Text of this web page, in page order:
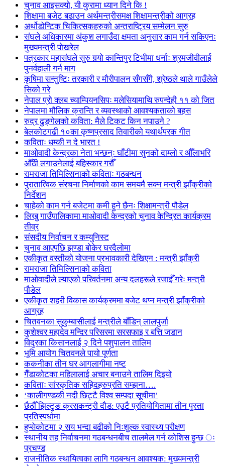
चुनाव आइसक्यो, यी कुरामा ध्यान दिने कि !
शिक्षामा बजेट बढाउन अर्थमन्त्रीसमक्ष शिक्षामन्त्रीको आग्रह
अर्थोडोन्टिक चिकित्सकहरुको अन्तराष्ट्रिय सम्मेलन सुरु
संघले अधिकारमा अंकुश लगाउँदा क्षमता अनुसार काम गर्न सकिएनः
मुख्यमन्त्री पोखरेल
पत्रकार महासंघले सुरु गर्‍यो कान्तिपुर टिभीमा धर्नाः श्रमजीवीलाई
पुनर्वहाली गर्न माग
कृषिमा सन्तुष्टिः तरकारी र मौरीपालन सँगसँगै, श्रेष्ठले थाले गाउँलेले
सिको गरे
नेपाल प्रो क्लब च्याम्पियनसिपः मलेसियामाथि रुपन्देही ११ को जित
नेपालमा मौलिक क्रान्ति र व्यवस्थाको आवश्यकताको बहस
रुद्र ढुङ्गेलको कविता: मैले टिकट किन नपाउने ?
बेलकोटगढी १०का कृष्णप्रसाद तिवारीको यथार्थपरक गीत
कविताः धम्की न दे भारत !
माओवादी केन्द्रका नेता भन्छन्ः घाँटीमा सुनको दाम्लो र औँलाभरि
औँठी लगाउनेलाई बहिस्कार गरौँ
रामराजा तिमिल्सिनाको कविताः गठबन्धन
पुरातात्विक संरचना निर्माणको काम समयमै सक्न मन्त्री झाँक्रीको
निर्देशन
चाहेको काम गर्न बजेटमा कमी हुने छैनः शिक्षामन्त्री पौडेल
लिखु गाउँपालिकामा माओवादी केन्द्रको चुनाव केन्द्रित कार्यक्रम
तीव्र
संसदीय निर्वाचन र कम्युनिस्ट
चुनाव आएपछि झण्डा बोकेर घरदैलोमा
एकीकृत वस्तीको योजना प्रभावकारी देखिएन : मन्त्री झाँक्री
रामराजा तिमिल्सिनाको कविता
माओवादीले ल्याएको परिवर्तनमा अन्य दलहरूले रजाईँ गरेः मन्त्री
पौडेल
एकीकृत शहरी विकास कार्यक्रममा बजेट थप्न मन्त्री झाँक्रीको
आग्रह
चितवनका सुकुम्बासीलाई मन्त्रीले बाँडिन् लालपुर्जा
कुशेश्वर महादेव मन्दिर परिसरमा सरसफाइ र बत्ति जडान
विदुरका किसानलाई २ दिने पशुपालन तालिम
भूमि आयोग चितवनले पायो पूर्णता
ककनीका तीन घर आगलागीमा नष्ट
गैँडाकोटका महिलालाई अचार बनाउने तालिम दिइयो
कविताः सांस्कृतिक सहिदहरुप्रति सम्झना….
‘कालीगण्डकी नदी छिट्टै विश्व सम्पदा सूचीमा’
छैठौँ झिल्टुङ क्रसकन्ट्री दौड: एउटै प्रतियोगितामा तीन पुस्ता
प्रतिस्पर्धामा
हुप्सेकोटमा २ सय भन्दा बढीको निःशुल्क स्वास्थ्य परीक्षण
स्थानीय तह निर्वाचनमा गठबन्धनबीच तालमेल गर्न कोशिस हुन्छ ः
प्रचण्ड
राजनीतिक स्थायित्वका लागि गठबन्धन आवश्यक: मुख्यमन्त्री